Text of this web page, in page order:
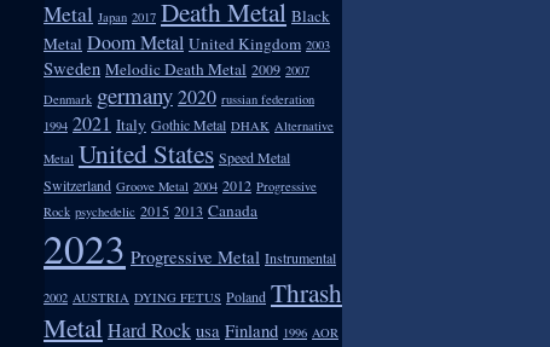
Metal Japan 2017 Death Metal Black
Metal Doom Metal United Kingdom 2003
Sweden Melodic Death Metal 2009 2007
Denmark germany2020 russian federation
1994 2021 Italy Gothic Metal DHAK Alternative
Metal United States Speed Metal
Switzerland Groove Metal 2004 2012 Progressive
Rock psychedelic 2015 2013 Canada
2023 Progressive Metal Instrumental
2002 AUSTRIA DYING FETUS Poland Thrash
MetalHard Rock usa Finland 1996 AOR